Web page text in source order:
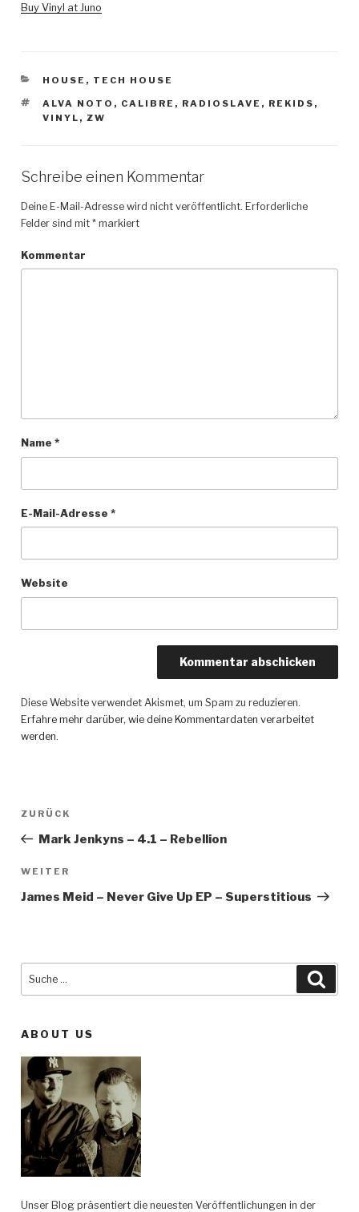
Buy Vinyl at Juno
KATEGORIEN
HOUSE , TECH HOUSE
SCHLAGWÖRTER
ALVA NOTO , CALIBRE , RADIOSLAVE , REKIDS ,
VINYL ,ZW
Schreibe einen Kommentar
Deine E-Mail-Adresse wird nicht veröffentlicht. Erforderliche
Felder sind mit *markiert
Kommentar
Name *
E-Mail-Adresse *
Website
Diese Website verwendet Akismet, um Spam zu reduzieren.
Erfahre mehr darüber, wie deine Kommentardaten verarbeitet
werden.
Beitragsnavigation
Vorheriger
ZURÜCK
Mark Jenkyns – 4.1 – Rebellion
Nächster
WEITER
James Meid – Never Give Up EP – Superstitious
ABOUT US
Unser Blog präsentiert die neuesten Veröffentlichungen in der